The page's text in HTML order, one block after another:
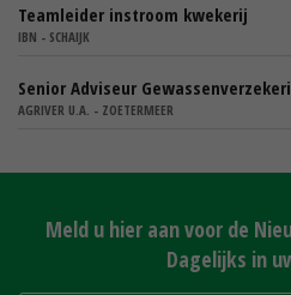
Teamleider instroom kwekerij
IBN - SCHAIJK
Senior Adviseur
AGRIVER U.A. - ZOETERMEER
Meld u hier aan voor de
Dagelijks in